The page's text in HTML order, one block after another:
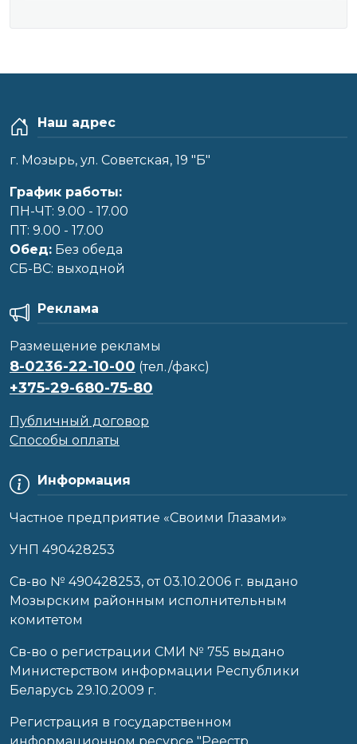
Наш адрес
г. Мозырь, ул. Советская, 19 "Б"
График работы:
ПН-ЧТ: 9.00 - 17.00
ПТ: 9.00 - 17.00
Обед: Без обеда
CБ-ВС: выходной
Информация
Частное предприятие «Своими Глазами»
УНП 490428253
Cв-во № 490428253, от 03.10.2006 г. выдано
Мозырским районным исполнительным
комитетом
Св-во о регистрации СМИ № 755 выдано
Министерством информации Республики
Беларусь 29.10.2009 г.
Регистрация в государственном
Реклама
Размещение рекламы
8-0236-22-10-00 (тел./факс)
+375-29-680-75-80
Публичный договор
Способы оплаты